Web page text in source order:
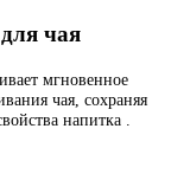
чая
мгновенное
чая, сохраняя
напитка .